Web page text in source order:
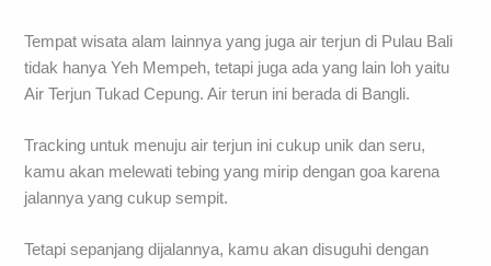
Tempat wisata alam lainnya yang juga air terjun di Pulau Bali
tidak hanya Yeh Mempeh, tetapi juga ada yang lain loh yaitu
Air Terjun Tukad Cepung. Air terun ini berada di Bangli.
Tracking untuk menuju air terjun ini cukup unik dan seru,
kamu akan melewati tebing yang mirip dengan goa karena
jalannya yang cukup sempit.
Tetapi sepanjang dijalannya, kamu akan disuguhi dengan